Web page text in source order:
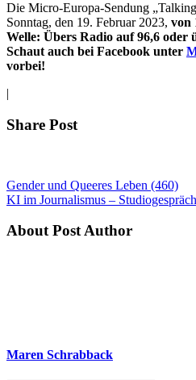
Die Micro-Europa-Sendung
Sonntag, den 19. Februar 2023, von
Welle: Übers Radio auf 96,6 oder
Schaut auch bei Facebook unter
vorbei!
|
Share Post
Gender und Queeres Leben (460)
KI im Journalismus –
About Post Author
Maren Schrabback